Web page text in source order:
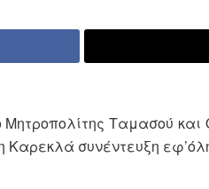
Ταμασού
συνέντευξη